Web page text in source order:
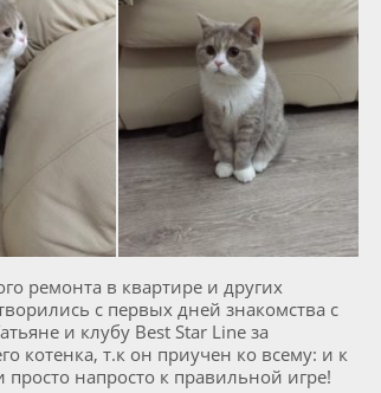
ремонта в квартире и других
с первых дней знакомства с
и клубу Best Star Line за
котенка, т.к он приучен ко всему: и к
просто напросто к правильной игре!